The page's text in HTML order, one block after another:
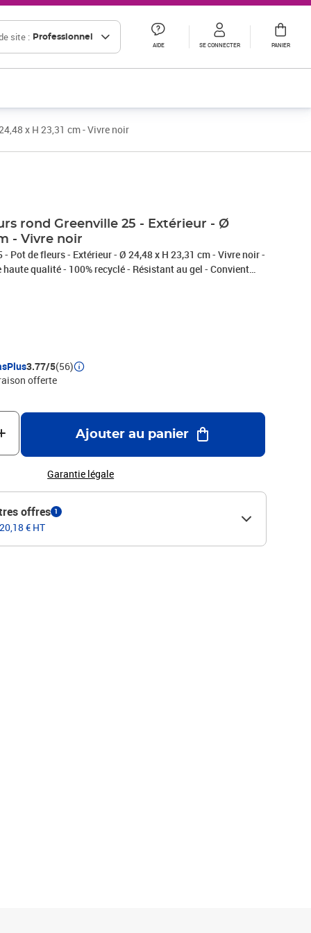
site : Professionnel
AIDE SE CONNECTER PANIER
x H 23,31 cm - Vivre noir
rond Greenville 25 - Extérieur - Ø
- Vivre noir
- Pot de fleurs - Extérieur - Ø 24,48 x H 23,31 cm - Vivre noir -
qualité - 100% recyclé - Résistant au gel - Convient
pot a un réservoir d'eau intégré - Faciles a nettoyer et
3.77/5(56)
offerte
Ajouter au panier
Garantie légale
offres 1
€ HT